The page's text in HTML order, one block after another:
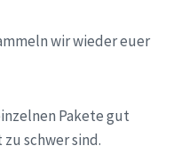
wir wieder euer
Pakete gut
schwer sind.